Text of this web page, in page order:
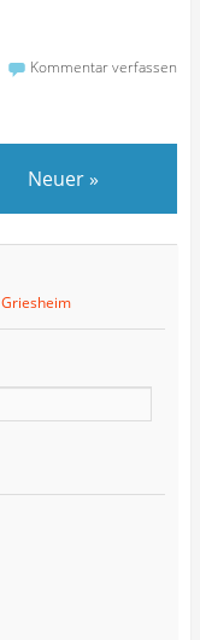
Kommentar verfassen
Neuer»
Griesheim